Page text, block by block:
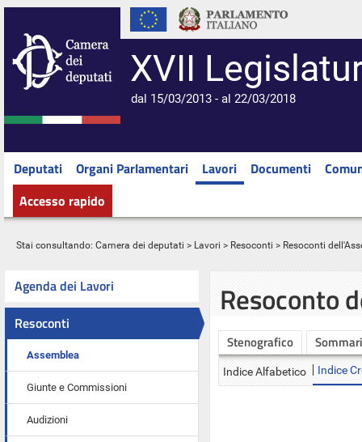
XVII
dal 15/03/2013 - al 22/03/2018
Deputati Organi Parlamentari Lavori Documenti
Accesso rapido
Stai consultando: Camera dei deputati > Lavori > Resoconti > Resoconti
Agenda dei Lavori
Resoconti
Assemblea
Giunte e Commissioni
Audizioni
Resoconto
Stenografico
Indice Alfabetico Indice